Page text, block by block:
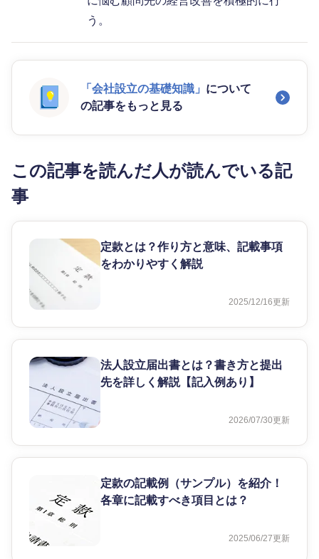
う。
「会社設立の基礎知識」 について
の記事をもっと見る
この記事を読んだ人が読んでいる記
事
定款とは？作り方と意味、記載事項
をわかりやすく解説
2025/12/16更新
法人設立届出書とは？書き方と提出
先を詳しく解説【記入例あり】
2026/07/30更新
定款の記載例（サンプル）を紹介！
各章に記載すべき項目とは？
2025/06/27更新